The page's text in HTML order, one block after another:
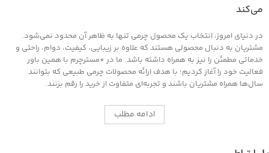
می‌کند
در دنیای امروز، انتخاب یک محصول چرمی تنها به ظاهر آن محدود نمی‌شود.
مشتریان به دنبال محصولی هستند که علاوه بر زیبایی، کیفیت، دوام، راحتی و
خدماتی مطمئن را نیز به همراه داشته باشد. ما در *مسترچرم با همین باور
فعالیت خود را آغاز کردیم؛ با هدف ارائه محصولات چرمی طبیعی که بتوانند
سال‌ها همراه مشتریان باشند و تجربه‌ای متفاوت از خرید را رقم بزنند.
ادامه مطلب